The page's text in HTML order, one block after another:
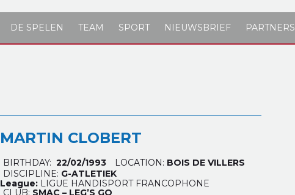
DE SPELEN TEAM SPORT NIEUWSBRIEF PARTNERS
MARTIN CLOBERT
BIRTHDAY: 22/02/1993 LOCATION: BOIS DE VILLERS
DISCIPLINE: G-ATLETIEK
League: LIGUE HANDISPORT FRANCOPHONE
CLUB: SMAC – LEG’S GO